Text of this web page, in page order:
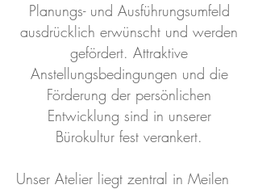
Planungs- und Ausführungsumfeld
ausdrücklich erwünscht und werden
gefördert. Attraktive
Anstellungsbedingungen und die
Förderung der persönlichen
Entwicklung sind in unserer
Bürokultur fest verankert.
Unser Atelier liegt zentral in Meilen